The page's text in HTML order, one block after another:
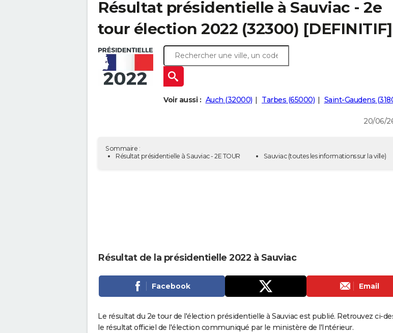
Résultat présidentielle à Sauviac - 2e
tour élection 2022 (32300) [DEFINITIF]
Voir aussi : Auch (32000) Tarbes (65000) Saint-Gaudens
20/06/
Sommaire :
Résultat présidentielle à Sauviac - 2E TOUR
Sauviac(toutes les informations sur la ville)
Résultat de la présidentielle 2022 à Sauviac
Facebook Email
Le résultat du 2e tour de l'élection présidentielle à Sauviac est publié. Retrouvez ci-
le résultat officiel de l'élection communiqué par le ministère de l'Intérieur.